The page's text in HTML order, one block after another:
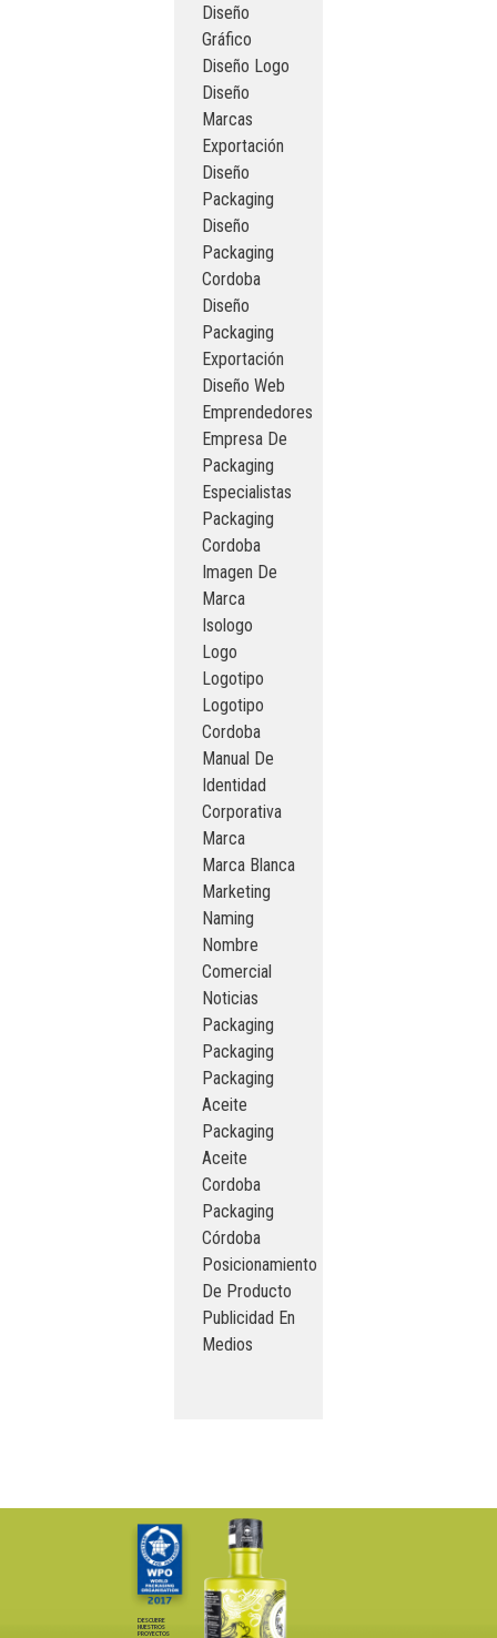
Diseño
Gráfico
Diseño Logo
Diseño
Marcas
Exportación
Diseño
Packaging
Diseño
Packaging
Cordoba
Diseño
Packaging
Exportación
Diseño Web
Emprendedores
Empresa De
Packaging
Especialistas
Packaging
Cordoba
Imagen De
Marca
Isologo
Logo
Logotipo
Logotipo
Cordoba
Manual De
Identidad
Corporativa
Marca
Marca Blanca
Marketing
Naming
Nombre
Comercial
Noticias
Packaging
Packaging
Packaging
Aceite
Packaging
Aceite
Cordoba
Packaging
Córdoba
Posicionamiento
De Producto
Publicidad En
Medios
DESCUBRE
NUESTROS
PROYECTOS